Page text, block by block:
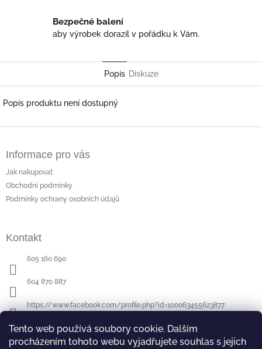
Tento web používá soubory cookie. Dalším
procházením tohoto webu vyjadřujete souhlas s jejich
Bezpečné balení
aby výrobek dorazil v pořádku k Vám.
Popis Diskuze
Popis produktu není dostupný
Informace pro vás
Jak nakupovat
Obchodní podmínky
Podmínky ochrany osobních údajů
Kontakt
605 160 690
604 870 887
https://www.facebook.com/profile.php?id=100063455623877
Poslední hodnocení produktů